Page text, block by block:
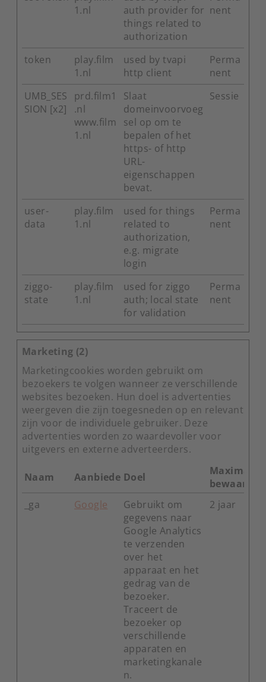
1.nl
auth provider for
things related to
authorization
nent
token
play.film
1.nl
used by tvapi
http client
Perma
nent
UMB_SES
SION [x2]
prd.film1
.nl
www.film
1.nl
Slaat
domeinvoorvoeg
sel op om te
bepalen of het
https- of http
URL-
eigenschappen
bevat.
Sessie
user-
data
play.film
1.nl
used for things
related to
authorization,
e.g. migrate
login
Perma
nent
ziggo-
state
play.film
1.nl
used for ziggo
auth; local state
for validation
Perma
nent
Marketing (2)
Marketingcookies worden gebruikt om
bezoekers te volgen wanneer ze verschillende
websites bezoeken. Hun doel is advertenties
weergeven die zijn toegesneden op en relevant
zijn voor de individuele gebruiker. Deze
advertenties worden zo waardevoller voor
uitgevers en externe adverteerders.
Naam AanbiederDoel
Maximale
_ga
Google
Gebruikt om
gegevens naar
Google Analytics
te verzenden
over het
apparaat en het
gedrag van de
bezoeker.
Traceert de
bezoeker op
verschillende
apparaten en
marketingkanale
n.
2 jaar